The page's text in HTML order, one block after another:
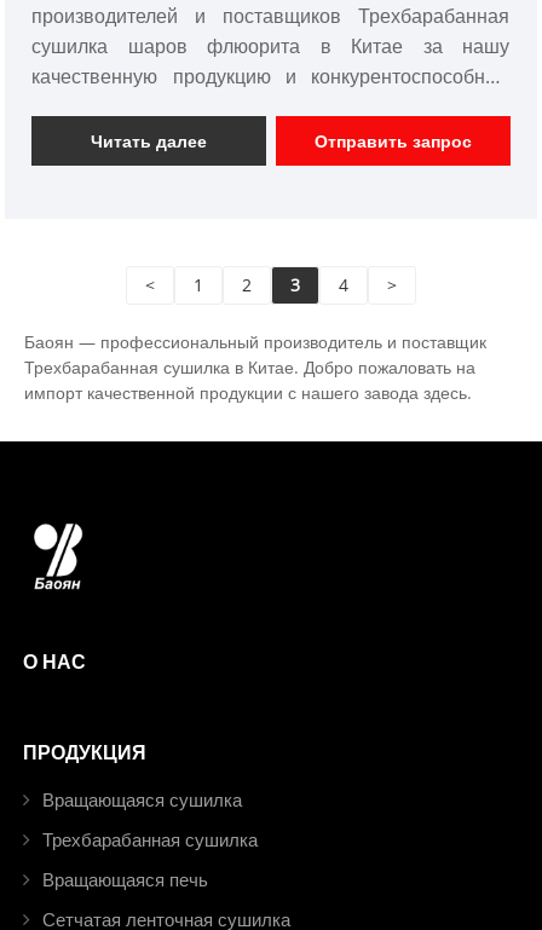
производителей и поставщиков Трехбарабанная
сушилка шаров флюорита в Китае за нашу
качественную продукцию и конкурентоспособную
Трехбарабанная сушилка шаров флюорита для
продажи здесь на нашем заводе.
Читать далее Отправить запрос
< 1 2 3 4 >
Баоян — профессиональный производитель и поставщик
Трехбарабанная сушилка в Китае. Добро пожаловать на
импорт качественной продукции с нашего завода здесь.
О НАС
ПРОДУКЦИЯ
Вращающаяся сушилка
Трехбарабанная сушилка
Вращающаяся печь
Сетчатая ленточная сушилка